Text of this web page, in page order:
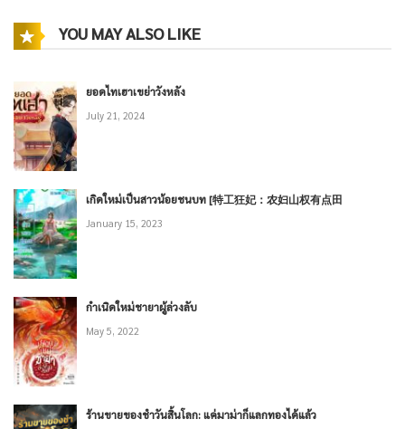
YOU MAY ALSO LIKE
ยอดไทเฮาเขย่าวังหลัง
July 21, 2024
เกิดใหม่เป็นสาวน้อยชนบท [特工狂妃：农妇山权有点田
January 15, 2023
กำเนิดใหม่ชายาผู้ล่วงลับ
May 5, 2022
ร้านขายของชำวันสิ้นโลก: แค่มาม่าก็แลกทองได้แล้ว